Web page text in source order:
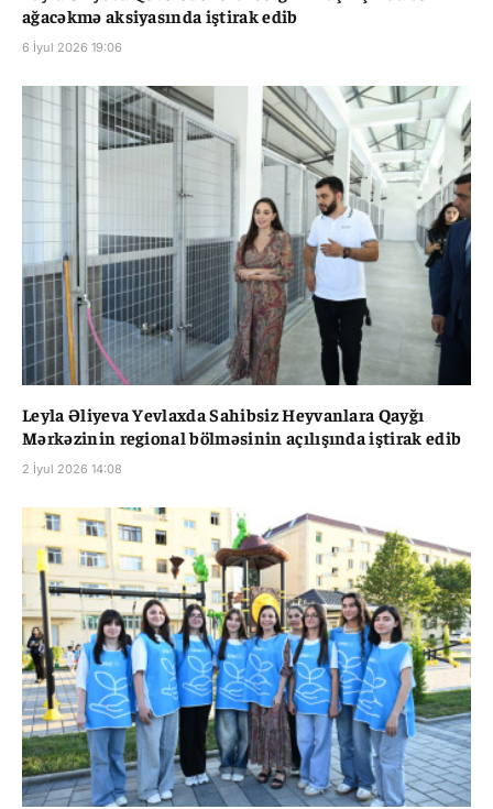
ağacəkmə aksiyasında iştirak edib
6 İyul 2026 19:06
Leyla Əliyeva Yevlaxda Sahibsiz Heyvanlara Qayğı
Mərkəzinin regional bölməsinin açılışında iştirak edib
2 İyul 2026 14:08